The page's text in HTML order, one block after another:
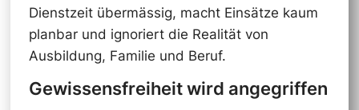
Dienstzeit übermässig, macht Einsätze kaum
planbar und ignoriert die Realität von
Ausbildung, Familie und Beruf.
Gewissensfreiheit wird angegriffen